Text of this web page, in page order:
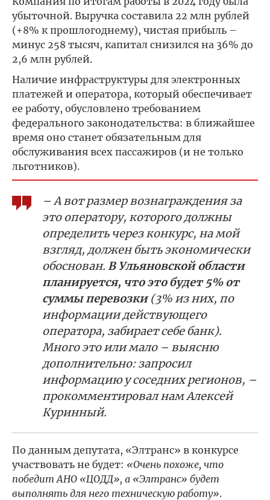
убыточной. Выручка составила 22 млн рублей
(+8% к прошлогоднему), чистая прибыль –
минус 258 тысяч, капитал снизился на 36% до
2,6 млн рублей.
Наличие инфраструктуры для электронных
платежей и оператора, который обеспечивает
ее работу, обусловлено требованием
федерального законодательства: в ближайшее
время оно станет обязательным для
обслуживания всех пассажиров (и не только
льготников).
– А вот размер вознаграждения за
это оператору, которого должны
определить через конкурс, на мой
взгляд, должен быть экономически
обоснован. В Ульяновской области
планируется, что это будет 5% от
суммы перевозки(3% из них, по
информации действующего
оператора, забирает себе банк).
Много это или мало – выясню
дополнительно: запросил
информацию у соседних регионов, –
прокомментировал нам Алексей
Куринный.
По данным депутата, «Элтранс» в конкурсе
участвовать не будет: «Очень похоже, что
победит АНО «ЦОДД», а «Элтранс» будет
выполнять для него техническую работу».